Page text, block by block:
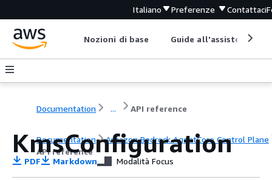
Italiano Preferenze Contattaci
Nozioni di base Guide all'assistenza
Documentation ... API reference
Documentation
Amazon Bedrock AgentCore Control Plane
API reference
KmsConfiguration
PDF Markdown Modalità Focus